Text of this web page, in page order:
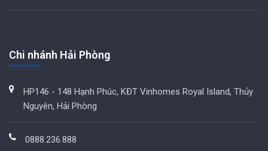
Chi nhánh Hải Phòng
HP146 - 148 Hạnh Phúc, KĐT Vinhomes Royal Island, Thủy
Nguyên, Hải Phòng
0888.236.888